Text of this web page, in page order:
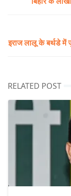
इराज लालू के बर्थडे में
RELATED POST